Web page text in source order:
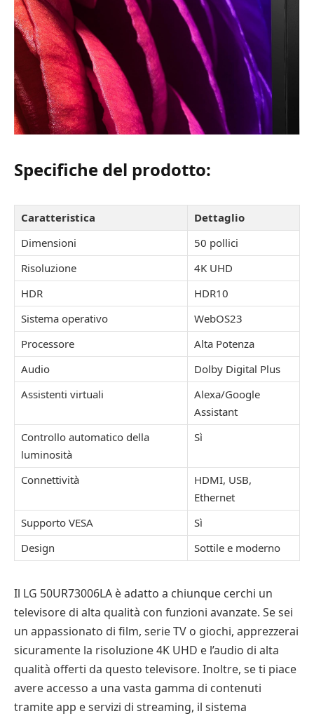
Specifiche del prodotto:
Caratteristica
Dettaglio
Dimensioni
50 pollici
Risoluzione
4K UHD
HDR
HDR10
Sistema operativo
WebOS23
Processore
Alta Potenza
Audio
Dolby Digital Plus
Assistenti virtuali
Alexa/Google
Assistant
Controllo automatico della
luminosità
Sì
Connettività
HDMI, USB,
Ethernet
Supporto VESA
Sì
Design
Sottile e moderno
Il LG 50UR73006LA è adatto a chiunque cerchi un
televisore di alta qualità con funzioni avanzate. Se sei
un appassionato di film, serie TV o giochi, apprezzerai
sicuramente la risoluzione 4K UHD e l’audio di alta
qualità offerti da questo televisore. Inoltre, se ti piace
avere accesso a una vasta gamma di contenuti
tramite app e servizi di streaming, il sistema